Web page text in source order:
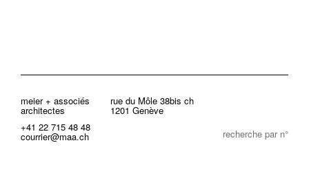
meier + associés
architectes
rue du Môle 38bis ch
1201 Genève
+41 22 715 48 48
courrier@maa.ch recherche par n°